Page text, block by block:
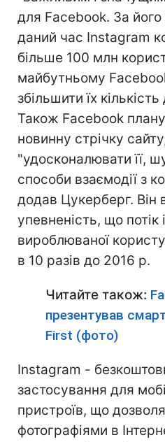
для Facebook. За
даний час Instagram
більше 100 млн
майбутньому
збільшити їх
Також Facebook
новинну стрічку
"удосконалювати її,
способи взаємодії з
додав Цукерберг. Він
упевненість, що потік
вироблюваної
в 10 разів до 2016 р.
Читайте також:
презентував
First (фото)
Instagram -
застосування для
пристроїв, що
фотографіями в